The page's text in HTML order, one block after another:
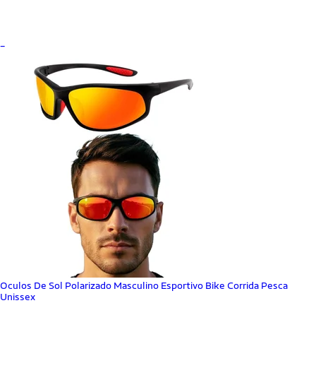
Oculos De Sol Polarizado Masculino Esportivo Bike Corrida Pesca
Unissex